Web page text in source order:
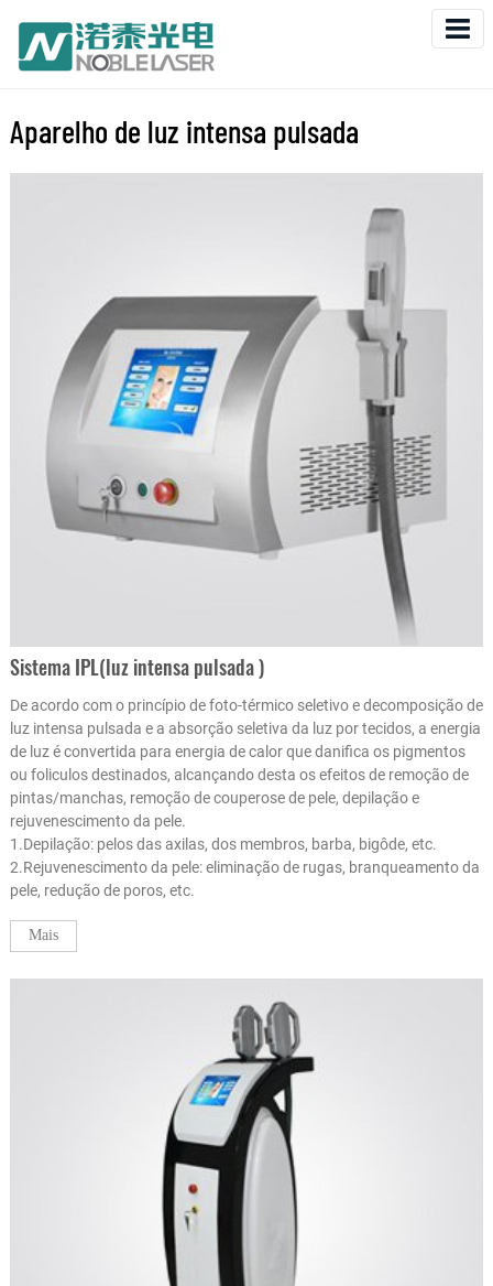
Aparelho de luz intensa pulsada
Sistema IPL(luz intensa pulsada )
De acordo com o princípio de foto-térmico seletivo e decomposição de
luz intensa pulsada e a absorção seletiva da luz por tecidos, a energia
de luz é convertida para energia de calor que danifica os pigmentos
ou foliculos destinados, alcançando desta os efeitos de remoção de
pintas/manchas, remoção de couperose de pele, depilação e
rejuvenescimento da pele.
1.Depilação: pelos das axilas, dos membros, barba, bigôde, etc.
2.Rejuvenescimento da pele: eliminação de rugas, branqueamento da
pele, redução de poros, etc.
Mais